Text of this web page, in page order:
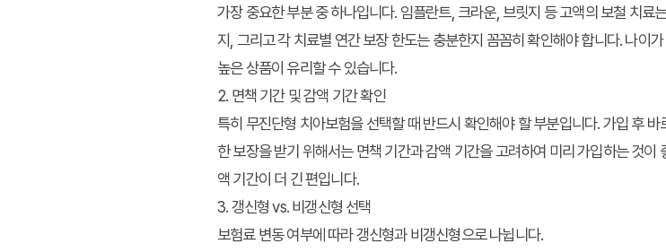
가장 중요한 부분 중 하나입니다. 임플란트, 크라운, 브릿지 등 고액의 보철 치료
지, 그리고 각 치료별 연간 보장 한도는 충분한지 꼼꼼히 확인해야 합니다. 나이
높은 상품이 유리할 수 있습니다.
2. 면책 기간 및 감액 기간 확인
특히 무진단형 치아보험을 선택할 때 반드시 확인해야 할 부분입니다. 가입 후
한 보장을 받기 위해서는 면책 기간과 감액 기간을 고려하여 미리 가입하는 것
액 기간이 더 긴 편입니다.
3. 갱신형 vs. 비갱신형 선택
보험료 변동 여부에 따라 갱신형과 비갱신형으로 나뉩니다.